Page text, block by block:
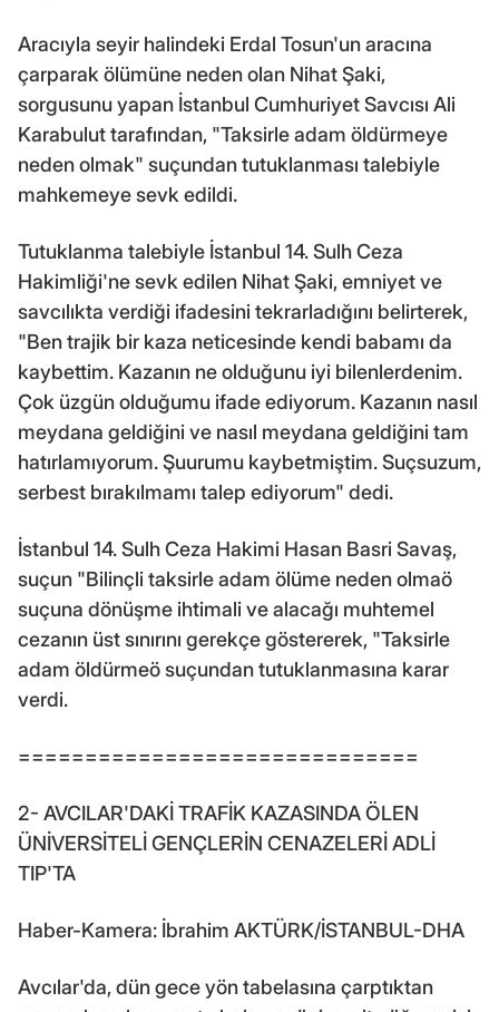
Aracıyla seyir halindeki Erdal Tosun'un aracına
çarparak ölümüne neden olan Nihat Şaki,
sorgusunu yapan İstanbul Cumhuriyet Savcısı Ali
Karabulut tarafından, "Taksirle adam öldürmeye
neden olmak" suçundan tutuklanması talebiyle
mahkemeye sevk edildi.
Tutuklanma talebiyle İstanbul 14. Sulh Ceza
Hakimliği'ne sevk edilen Nihat Şaki, emniyet ve
savcılıkta verdiği ifadesini tekrarladığını belirterek,
"Ben trajik bir kaza neticesinde kendi babamı da
kaybettim. Kazanın ne olduğunu iyi bilenlerdenim.
Çok üzgün olduğumu ifade ediyorum. Kazanın nasıl
meydana geldiğini ve nasıl meydana geldiğini tam
hatırlamıyorum. Şuurumu kaybetmiştim. Suçsuzum,
serbest bırakılmamı talep ediyorum" dedi.
İstanbul 14. Sulh Ceza Hakimi Hasan Basri Savaş,
suçun "Bilinçli taksirle adam ölüme neden olmaö
suçuna dönüşme ihtimali ve alacağı muhtemel
cezanın üst sınırını gerekçe göstererek, "Taksirle
adam öldürmeö suçundan tutuklanmasına karar
verdi.
==============================
2- AVCILAR'DAKİ TRAFİK KAZASINDA ÖLEN
ÜNİVERSİTELİ GENÇLERİN CENAZELERİ ADLİ
TIP'TA
Haber-Kamera: İbrahim AKTÜRK/İSTANBUL-DHA
Avcılar'da, dün gece yön tabelasına çarptıktan